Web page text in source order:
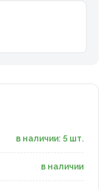
в наличии: 5 шт.
в наличии